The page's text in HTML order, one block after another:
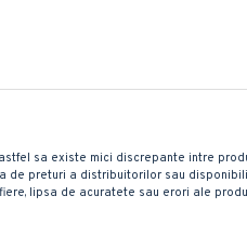
sa existe mici discrepante intre
preturi a distribuitorilor sau
lipsa de acuratete sau erori ale